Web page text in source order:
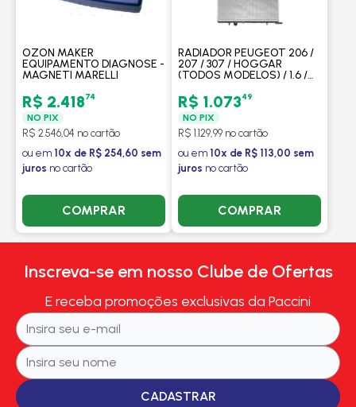
OZON MAKER
EQUIPAMENTO DIAGNOSE -
MAGNETI MARELLI
R$ 2.41874
NO PIX
R$ 2.546,04 no cartão
ou em 10x de R$ 254,60 sem
juros no cartão
COMPRAR
RADIADOR PEUGEOT 206 /
207 / 307 / HOGGAR
(TODOS MODELOS) / 1.6 /
PICASSO / COM / SEM AR /
MANUAL - BEHR HELLA
R$ 1.07349
NO PIX
R$ 1.129,99 no cartão
ou em 10x de R$ 113,00 sem
juros no cartão
COMPRAR
Inscreva-se em nosso Clube de Ofertas
E receba promoções exclusivas da Paccini
CADASTRAR